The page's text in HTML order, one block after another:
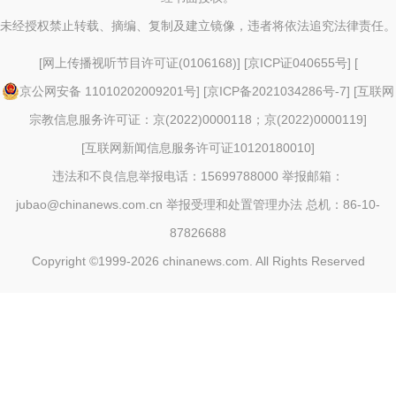
未经授权禁止转载、摘编、复制及建立镜像，违者将依法追究法律责任。
[网上传播视听节目许可证(0106168)] [京ICP证040655号] [
京公网安备 11010202009201号] [京ICP备2021034286号-7] [互联网
宗教信息服务许可证：京(2022)0000118；京(2022)0000119]
[互联网新闻信息服务许可证10120180010]
违法和不良信息举报电话：15699788000 举报邮箱：
jubao@chinanews.com.cn 举报受理和处置管理办法 总机：86-10-
87826688
Copyright ©1999-2026 chinanews.com. All Rights Reserved